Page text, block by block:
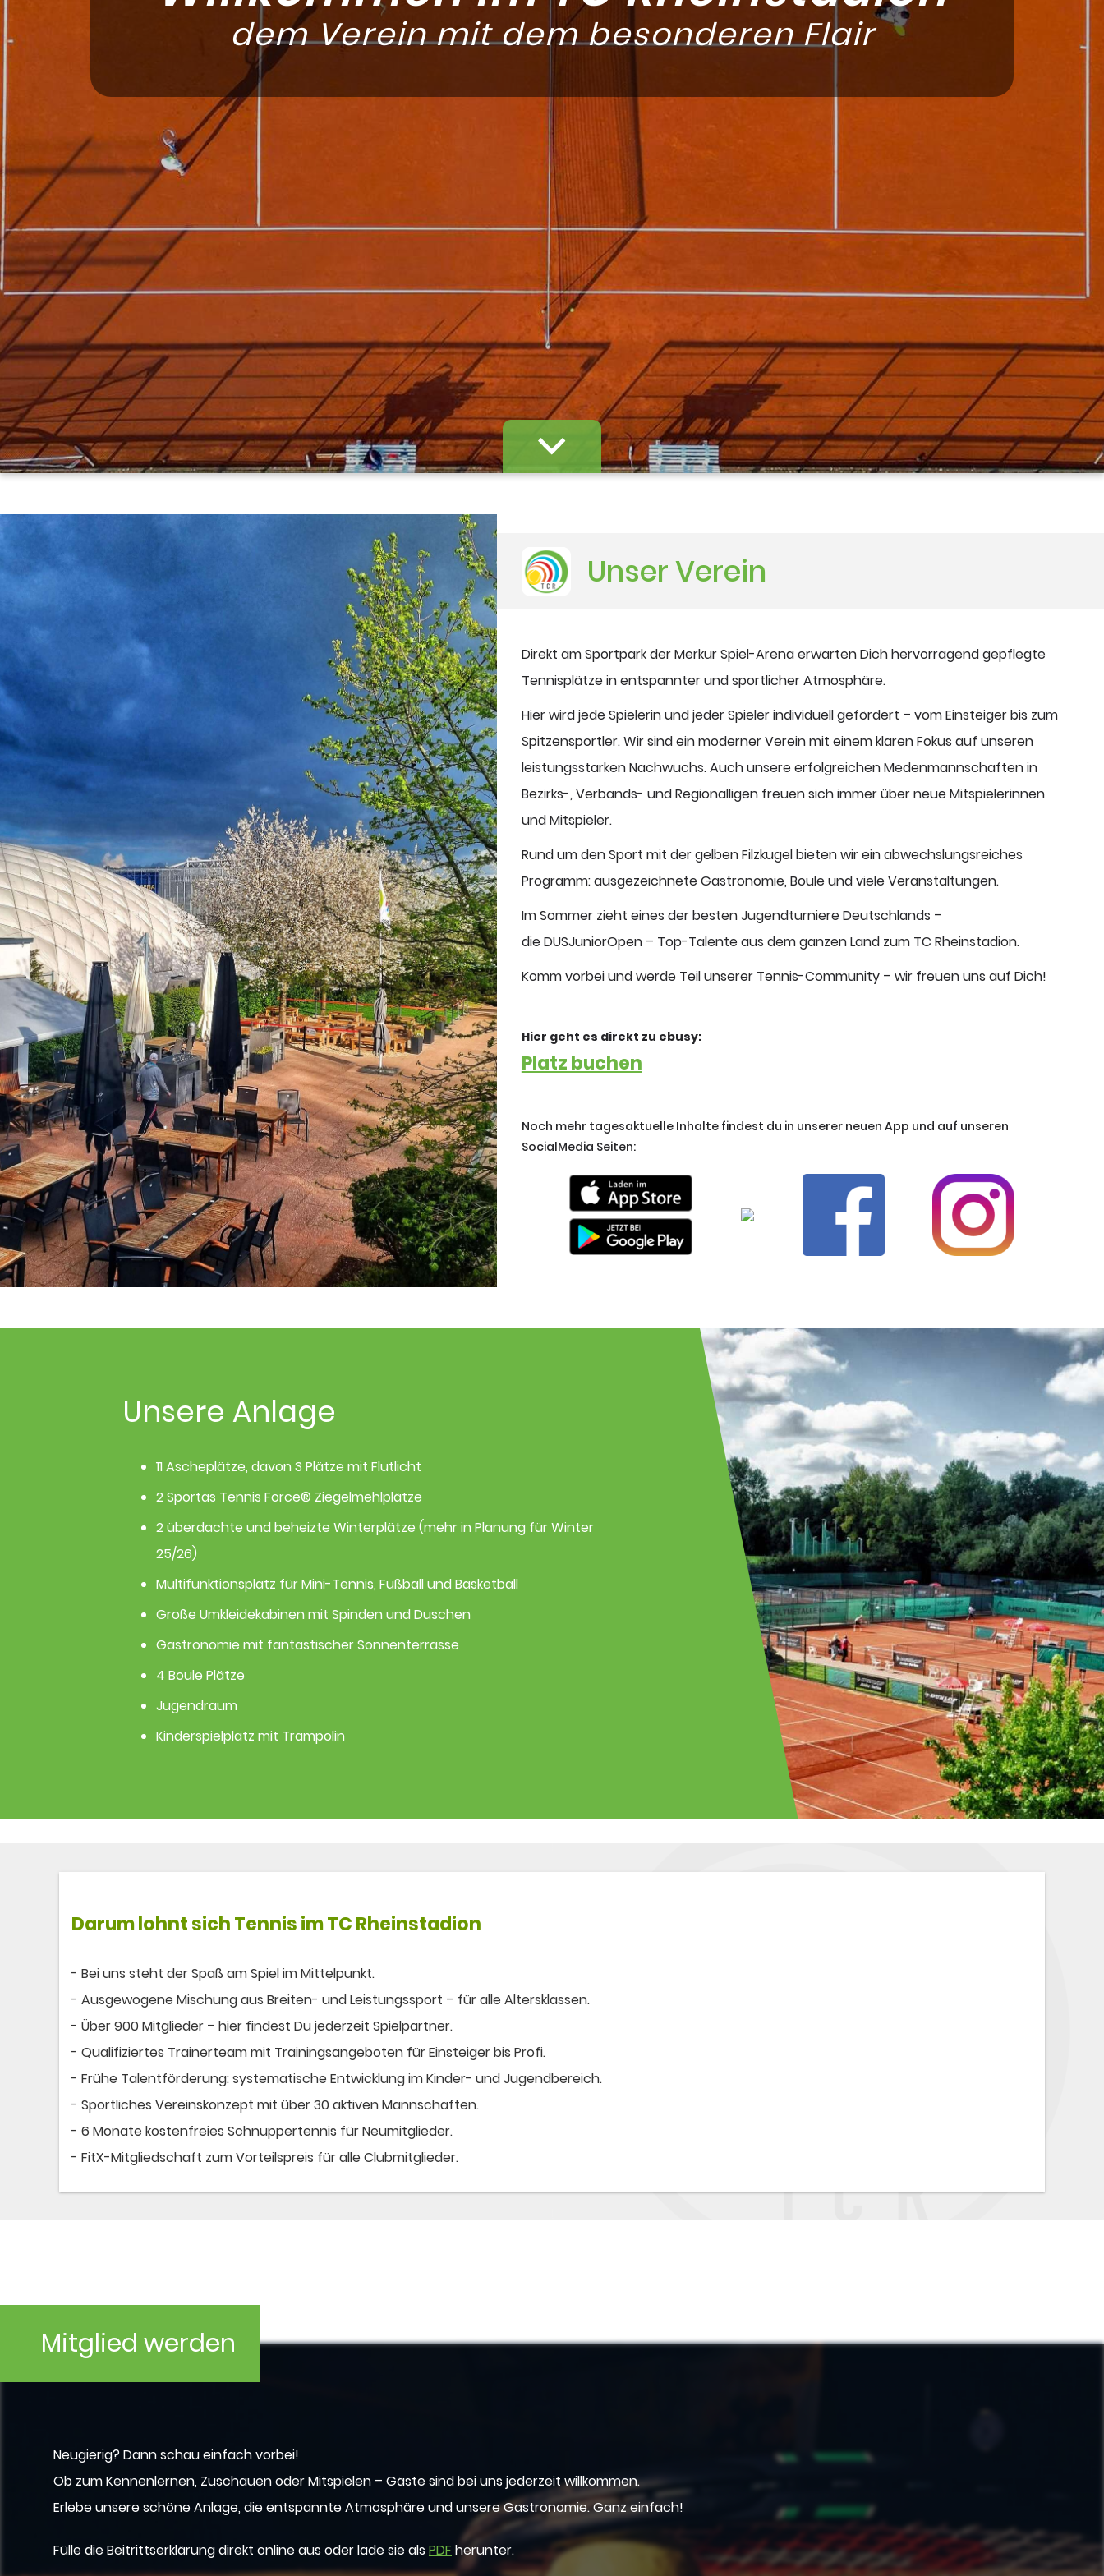
dem Verein mit dem besonderen Flair
Unser Verein
Direkt am Sportpark der Merkur Spiel-Arena erwarten Dich hervorragend gepflegte
Tennisplätze in entspannter und sportlicher Atmosphäre.
Hier wird jede Spielerin und jeder Spieler individuell gefördert – vom Einsteiger bis zum
Spitzensportler. Wir sind ein moderner Verein mit einem klaren Fokus auf unseren
leistungsstarken Nachwuchs. Auch unsere erfolgreichen Medenmannschaften in
Bezirks-, Verbands- und Regionalligen freuen sich immer über neue Mitspielerinnen
und Mitspieler.
Rund um den Sport mit der gelben Filzkugel bieten wir ein abwechslungsreiches
Programm: ausgezeichnete Gastronomie, Boule und viele Veranstaltungen.
Im Sommer zieht eines der besten Jugendturniere Deutschlands –
die DUSJuniorOpen – Top-Talente aus dem ganzen Land zum TC Rheinstadion.
Komm vorbei und werde Teil unserer Tennis-Community – wir freuen uns auf Dich!
Hier geht es direkt zu ebusy:
Platz buchen
Noch mehr tagesaktuelle Inhalte findest du in unserer neuen App und auf unseren
SocialMedia Seiten:
Unsere Anlage
11 Ascheplätze, davon 3 Plätze mit Flutlicht
2 Sportas Tennis Force® Ziegelmehlplätze
2 überdachte und beheizte Winterplätze (mehr in Planung für Winter
25/26)
Multifunktionsplatz für Mini-Tennis, Fußball und Basketball
Große Umkleidekabinen mit Spinden und Duschen
Gastronomie mit fantastischer Sonnenterrasse
4 Boule Plätze
Jugendraum​
Kinderspielplatz mit Trampolin
Darum lohnt sichTennisim TC Rheinstadion
- Bei uns steht der Spaß am Spiel im Mittelpunkt.
- Ausgewogene Mischung aus Breiten- und Leistungssport – für alle Altersklassen.
- Über 900 Mitglieder – hier findest Du jederzeit Spielpartner.
- Qualifiziertes Trainerteam mit Trainingsangeboten für Einsteiger bis Profi.
- Frühe Talentförderung: systematische Entwicklung im Kinder- und Jugendbereich.
- Sportliches Vereinskonzept mit über 30 aktiven Mannschaften.
- 6 Monate kostenfreies Schnuppertennis für Neumitglieder.
- FitX-Mitgliedschaft zum Vorteilspreis für alle Clubmitglieder.
Mitglied werden
Neugierig? Dann schau einfach vorbei!
Ob zum Kennenlernen, Zuschauen oder Mitspielen – Gäste sind bei uns jederzeit willkommen.
Erlebe unsere schöne Anlage, die entspannte Atmosphäre und unsere Gastronomie. Ganz einfach!
Fülle die Beitrittserklärung direkt online aus oder lade sie alsPDF herunter.